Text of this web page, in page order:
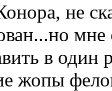
не
мне
в один
жопы